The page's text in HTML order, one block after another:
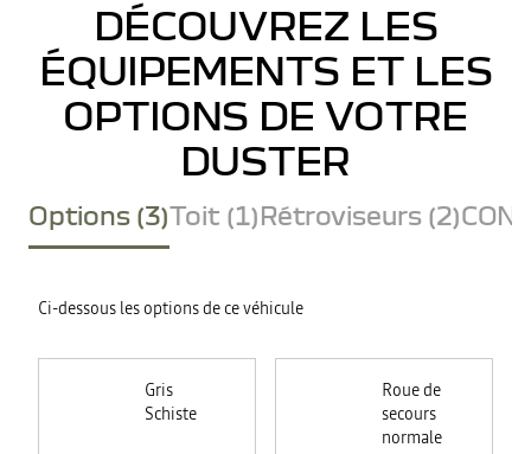
DÉCOUVREZ LES
ÉQUIPEMENTS ET LES
OPTIONS DE VOTRE
DUSTER
Options (3)Toit (1)Rétroviseurs (2)
Ci-dessous les options de ce véhicule
Gris
Schiste
Roue de
secours
normale